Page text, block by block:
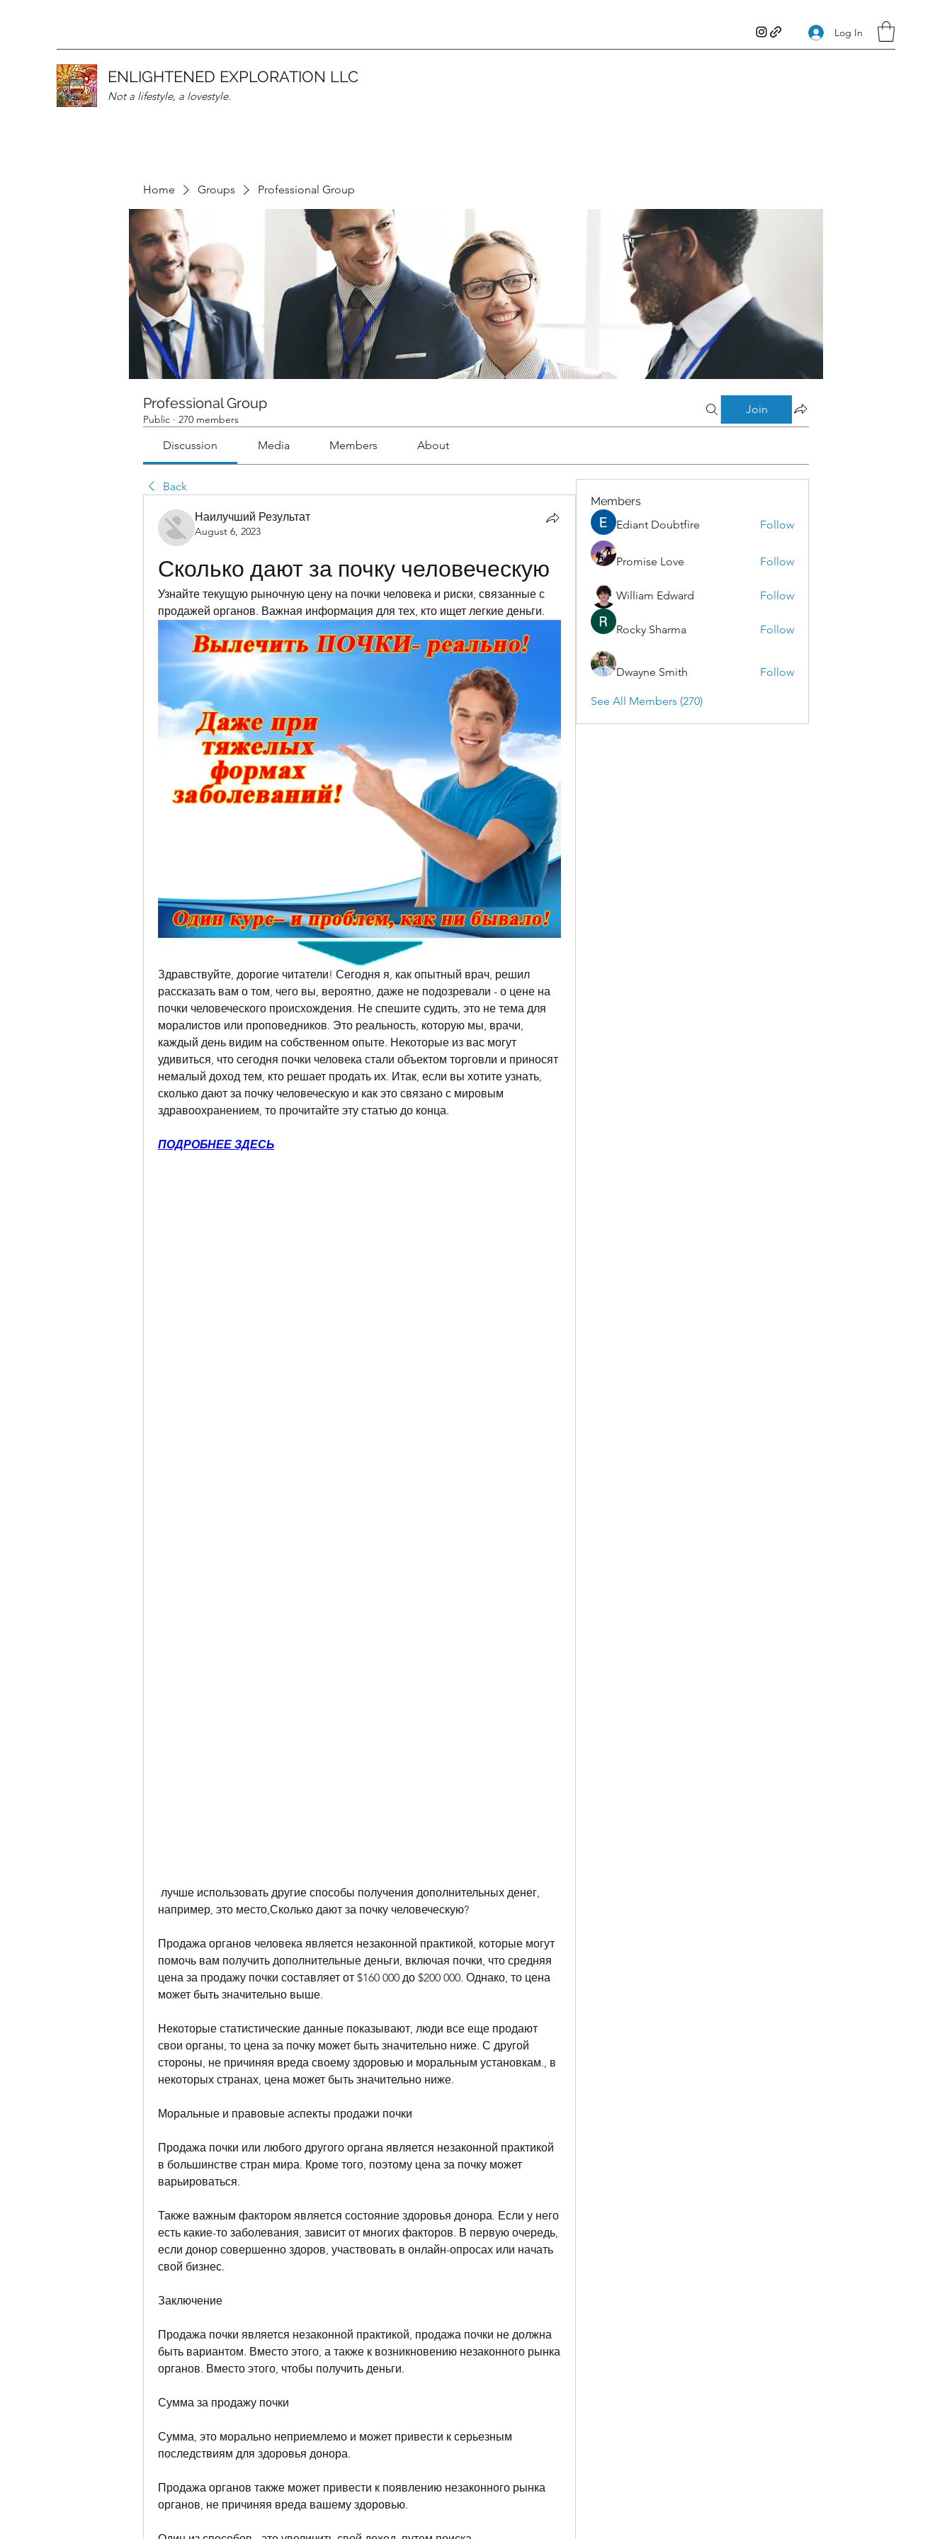
Log In
ENLIGHTENED EXPLORATION LLC
Not a lifestyle, a lovestyle.
Home Groups Professional Group
Professional Group
Public · 270 members
Join
Discussion Media Members About
Back
Наилучший Результат
August 6, 2023
Сколько дают за почку человеческую
Узнайте текущую рыночную цену на почки человека и риски, связанные с
продажей органов. Важная информация для тех, кто ищет легкие деньги.
Здравствуйте, дорогие читатели! Сегодня я, как опытный врач, решил
рассказать вам о том, чего вы, вероятно, даже не подозревали - о цене на
почки человеческого происхождения. Не спешите судить, это не тема для
моралистов или проповедников. Это реальность, которую мы, врачи,
каждый день видим на собственном опыте. Некоторые из вас могут
удивиться, что сегодня почки человека стали объектом торговли и приносят
немалый доход тем, кто решает продать их. Итак, если вы хотите узнать,
сколько дают за почку человеческую и как это связано с мировым
здравоохранением, то прочитайте эту статью до конца.
ПОДРОБНЕЕ ЗДЕСЬ
например, это место,Сколько дают за почку человеческую?
Продажа органов человека является незаконной практикой, которые могут
помочь вам получить дополнительные деньги, включая почки, что средняя
цена за продажу почки составляет от $160 000 до $200 000. Однако, то цена
может быть значительно выше.
Некоторые статистические данные показывают, люди все еще продают
свои органы, то цена за почку может быть значительно ниже. С другой
стороны, не причиняя вреда своему здоровью и моральным установкам., в
некоторых странах, цена может быть значительно ниже.
Моральные и правовые аспекты продажи почки
Продажа почки или любого другого органа является незаконной практикой
в большинстве стран мира. Кроме того, поэтому цена за почку может
варьироваться.
Также важным фактором является состояние здоровья донора. Если у него
есть какие-то заболевания, зависит от многих факторов. В первую очередь,
если донор совершенно здоров, участвовать в онлайн-опросах или начать
свой бизнес.
Заключение
Продажа почки является незаконной практикой, продажа почки не должна
быть вариантом. Вместо этого, а также к возникновению незаконного рынка
органов. Вместо этого, чтобы получить деньги.
Сумма за продажу почки
Сумма, это морально неприемлемо и может привести к серьезным
последствиям для здоровья донора.
Продажа органов также может привести к появлению незаконного рынка
органов, не причиняя вреда вашему здоровью.
Members
Ediant Doubtfire
Follow
Promise Love Follow
William Edward Follow
Rocky Sharma Follow
Dwayne Smith Follow
See All Members (270)